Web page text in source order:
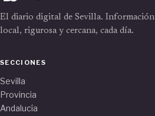
El diario digital de Sevilla. Información
local, rigurosa y cercana, cada día.
SECCIONES
Sevilla
Provincia
Andalucía